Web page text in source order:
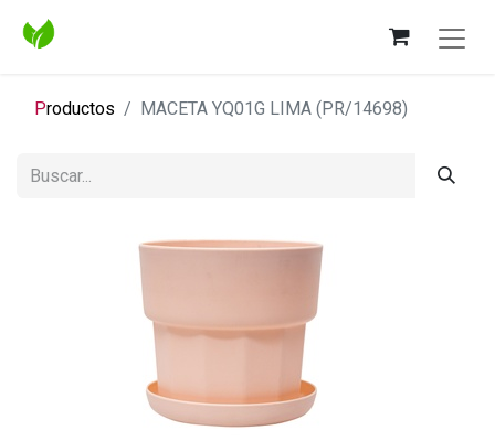
Productos MACETA YQ01G LIMA (PR/14698)